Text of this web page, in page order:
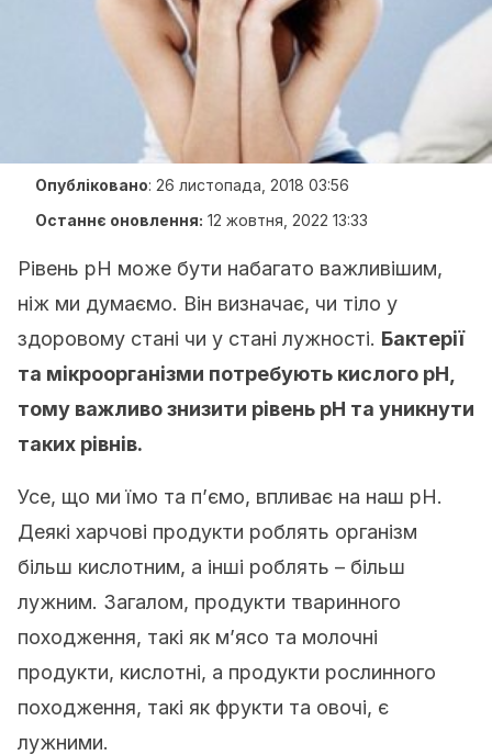
Опубліковано: 26 листопада, 2018 03:56
Останнє оновлення: 12 жовтня, 2022 13:33
Рівень рН може бути набагато важливішим,
ніж ми думаємо. Він визначає, чи тіло у
здоровому стані чи у стані лужності. Бактерії
та мікроорганізми потребують кислого рН,
тому важливо знизити рівень рН та уникнути
таких рівнів.
Усе, що ми їмо та п’ємо, впливає на наш рН.
Деякі харчові продукти роблять організм
більш кислотним, а інші роблять – більш
лужним. Загалом, продукти тваринного
походження, такі як м’ясо та молочні
продукти, кислотні, а продукти рослинного
походження, такі як фрукти та овочі, є
лужними.